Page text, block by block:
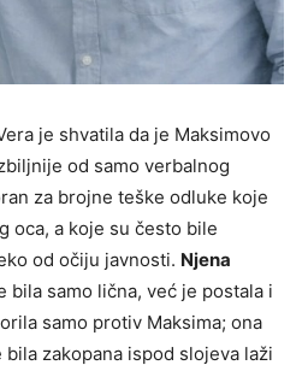
je shvatila da je Maksimovo
od samo verbalnog
za brojne teške odluke koje
oca, a koje su često bile
od očiju javnosti. Njena
bila samo lična, već je postala i
samo protiv Maksima; ona
zakopana ispod slojeva laži